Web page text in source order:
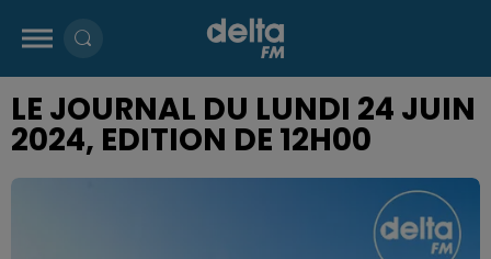
LE JOURNAL DU LUNDI 24 JUIN
2024, EDITION DE 12H00